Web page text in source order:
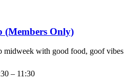
(Members Only)
midweek with good food, goof
– 11:30